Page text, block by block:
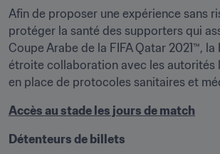
Afin de proposer une expérience sans
protéger la santé des supporters qui
Coupe Arabe de la FIFA Qatar 2021™, la
étroite collaboration avec les autorités
Accès au stade les jours de match
Détenteurs de billets